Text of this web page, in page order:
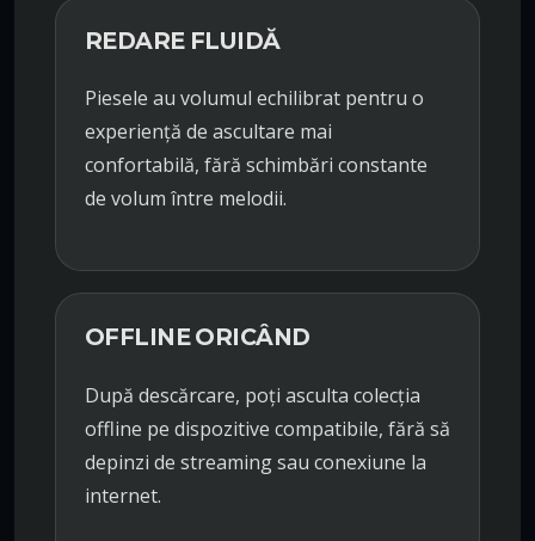
REDARE FLUIDĂ
Piesele au volumul echilibrat pentru o
experiență de ascultare mai
confortabilă, fără schimbări constante
de volum între melodii.
OFFLINE ORICÂND
După descărcare, poți asculta colecția
offline pe dispozitive compatibile, fără să
depinzi de streaming sau conexiune la
internet.